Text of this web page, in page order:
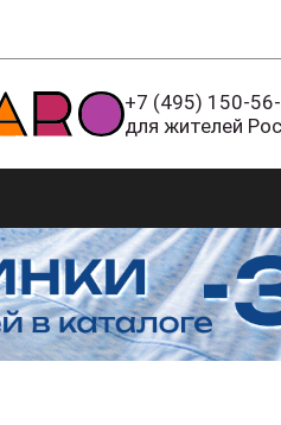
+7 (495) 150-
для жителей